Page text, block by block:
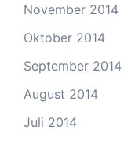
November 2014
Oktober 2014
September 2014
August 2014
Juli 2014